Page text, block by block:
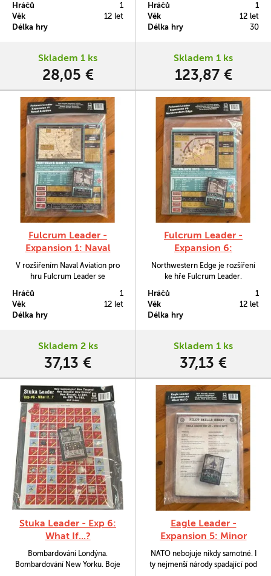
Spojených států. Balíček Aces ke
hře Eagle Leader vám umožní
přidat do své letky právě taková
Hráčů
1
Věk
12 let
Délka hry
Skladem 1 ks
28,05 €
na válečné letecké hry pro
jednoho hráče. Tentokrát
dostaneme pod kontrolu jak
leteckou podporu a hra bude
Hráčů
1
Věk
12 let
Délka hry
30
Skladem 1 ks
123,87 €
Fulcrum Leader -
Expansion 1: Naval
Aviation
V rozšířením Naval Aviation pro
hru Fulcrum Leader se
sovětské námořní flotily, která
soupeřila o nadvládu nad oceány.
Letecké jednotky Sovětského
základnami na moři i na pobřeží
NATO.
Hráčů
1
Věk
12 let
Délka hry
Skladem 2 ks
37,13 €
Fulcrum Leader -
Expansion 6:
Northwestern Edge
Northwestern Edge je rozšíření
ke hře Fulcrum Leader.
Hráčů
1
Věk
12 let
Délka hry
Skladem 1 ks
37,13 €
Stuka Leader - Exp 6:
What If...?
Bombardování Londýna.
Bombardování New Yorku. Boje
Eagle Leader -
Expansion 5: Minor
NATO
NATO nebojuje nikdy samotné. I
ty nejmenší národy spadající pod